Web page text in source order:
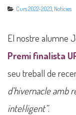
Curs 2022-2023, Notícies
El nostre alumne
Premi finalista
seu treball de
d’hivernacle amb
intel·ligent”.